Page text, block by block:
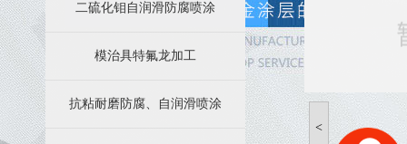
二硫化钼自润滑防腐喷涂
模治具特氟龙加工
抗粘耐磨防腐、自润滑喷涂
<